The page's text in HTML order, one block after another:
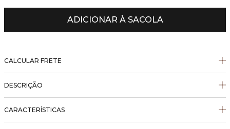
ADICIONAR À SACOLA
CALCULAR FRETE
DESCRIÇÃO
CARACTERÍSTICAS